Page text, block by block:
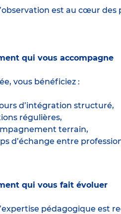
est au cœur
qui vous accompagne
vous bénéficiez :
d’intégration structuré,
régulières,
terrain,
d’échange entre
qui vous fait évoluer
pédagogique est